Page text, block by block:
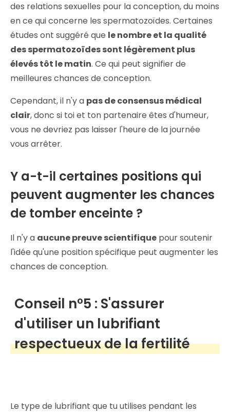
des relations sexuelles pour la conception, du moins
en ce qui concerne les spermatozoïdes. Certaines
études ont suggéré que le nombre et la qualité
des spermatozoïdes sont légèrement plus
élevés tôt le matin. Ce qui peut signifier de
meilleures chances de conception.
Cependant, il n'y a pas de consensus médical
clair, donc si toi et ton partenaire êtes d'humeur,
vous ne devriez pas laisser l'heure de la journée
vous arrêter.
Y a-t-il certaines positions qui
peuvent augmenter les chances
de tomber enceinte ?
Il n'y a aucune preuve scientifique pour soutenir
l'idée qu'une position spécifique peut augmenter les
chances de conception.
Conseil n°5 : S'assurer
d'utiliser un lubrifiant
respectueux de la fertilité
Le type de lubrifiant que tu utilises pendant les